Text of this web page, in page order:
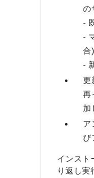
の
-
-
合)
-
更
再
加
ア
び
インスト
り返し実